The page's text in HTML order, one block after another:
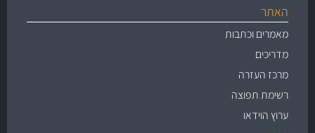
האתר
מאמרים וכתבות
מדריכים
מרכז העזרה
רשימת תפוצה
ערוץ הוידאו